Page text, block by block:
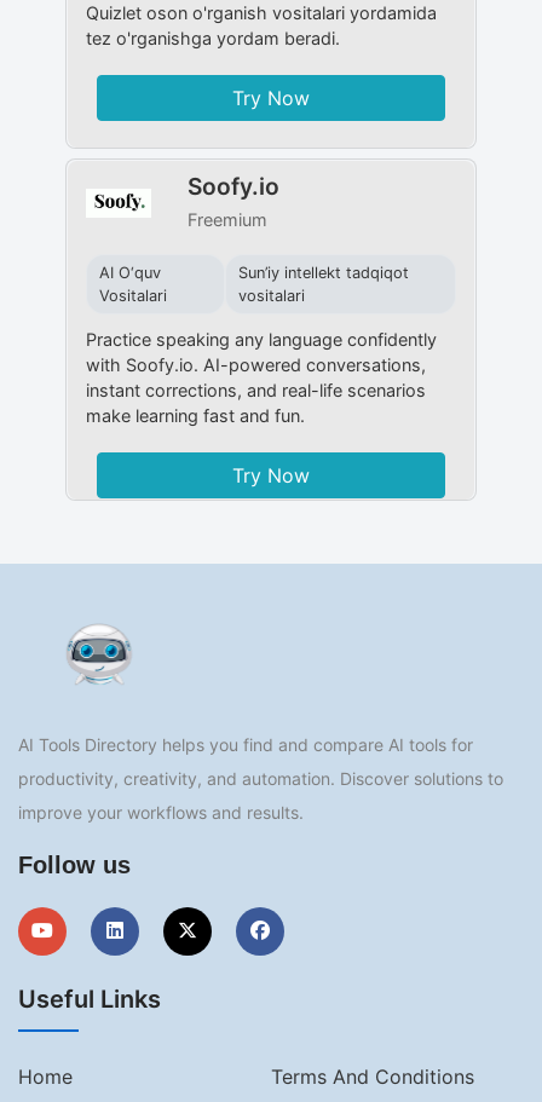
Quizlet oson o'rganish vositalari yordamida
tez o'rganishga yordam beradi.
Try Now
Soofy.io
Freemium
AI O‘quv
Vositalari
Sun’iy intellekt tadqiqot
vositalari
Practice speaking any language confidently
with Soofy.io. AI-powered conversations,
instant corrections, and real-life scenarios
make learning fast and fun.
Try Now
AI Tools Directory helps you find and compare AI tools for
productivity, creativity, and automation. Discover solutions to
improve your workflows and results.
Follow us
Useful Links
Home Terms And Conditions